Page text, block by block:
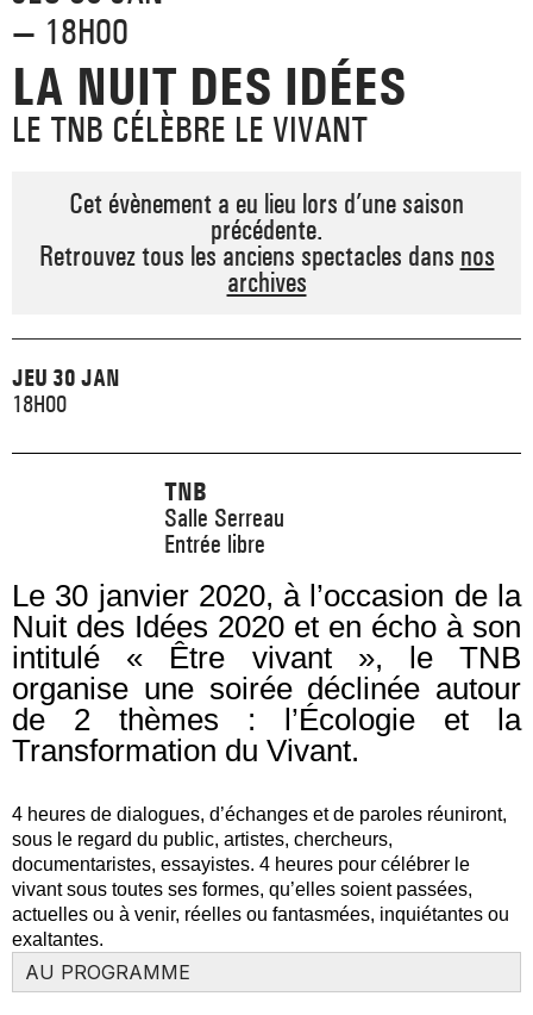
_ LES SALLES
_ ACTION TERRITORIALE
_ ACTION CULTURELLE
_ TNB SOLIDAIRE
_ TNB ÉCO-RESPONSABLE
_ ARCHIVES ET RESSOURCES
_ COPRODUCTIONS
_ RÉSIDENCES D'ARTISTE
_ INTERNATIONAL
_ ACTUALITÉS
_ FORMATION
_ PROMOTIONS
_ NOUS SOUTENIR
_ CONTACTS ET INFOS PRATIQUES
_ NOS MÉCÈNES
_ SOUTENEZ LE FESTIVAL TNB
_ EMPLOIS / STAGES
>
>
>
— 18H00
LA NUIT DES IDÉES
LE TNB CÉLÈBRE LE VIVANT
Cet évènement a eu lieu lors d’une saison
précédente.
Retrouvez tous les anciens spectacles dans nos
archives
JEU 30 JAN
18H00
TNB
Salle Serreau
Entrée libre
Le 30 janvier 2020, à l’occasion de la
Nuit des Idées 2020 et en écho à son
intitulé « Être vivant », le TNB
organise une soirée déclinée autour
de 2 thèmes : l’Écologie et la
Transformation du Vivant.
4 heures de dialogues, d’échanges et de paroles réuniront,
sous le regard du public, artistes, chercheurs,
documentaristes, essayistes. 4 heures pour célébrer le
vivantsous toutes ses formes, qu’elles soient passées,
actuelles ou à venir, réelles ou fantasmées, inquiétantes ou
exaltantes.
AU PROGRAMME